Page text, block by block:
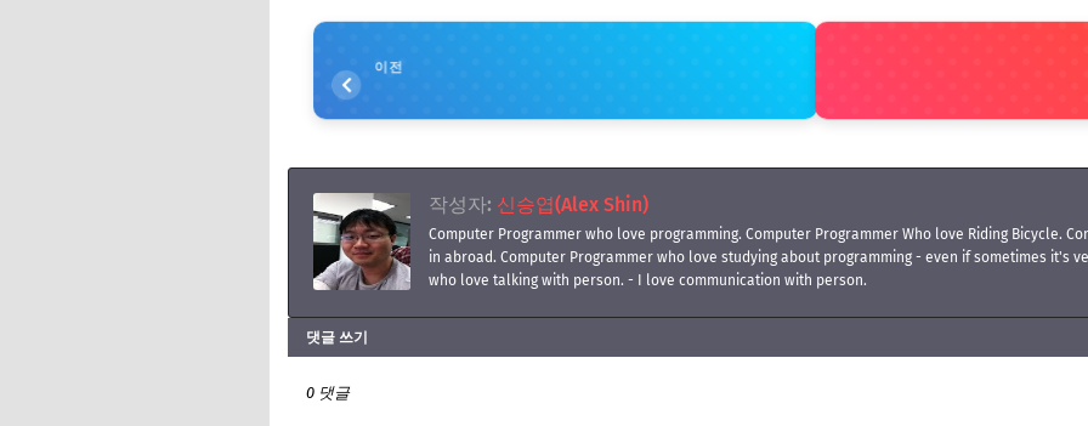
이전
작성자: 신승엽(Alex Shin)
Computer Programmer who love programming. Computer Programmer Who love Riding Bicycle.
in abroad. Computer Programmer who love studying about programming - even if sometimes it's
who love talking with person. - I love communication with person.
댓글 쓰기
0 댓글